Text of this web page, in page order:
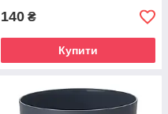
140 ₴
Купити